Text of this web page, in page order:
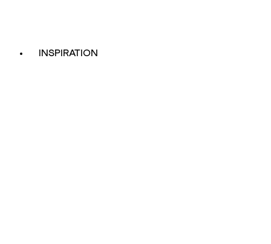
INSPIRATION